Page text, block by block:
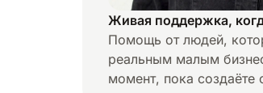
Живая поддержка,
Помощь от людей,
реальным малым
момент, пока создаёте